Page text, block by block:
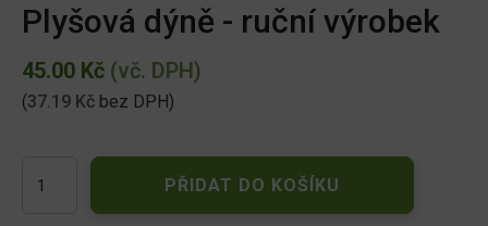
Plyšová dýně - ruční výrobek
45.00 Kč (vč. DPH)
(37.19 Kč bez DPH)
dýně
PŘIDAT DO KOŠÍKU